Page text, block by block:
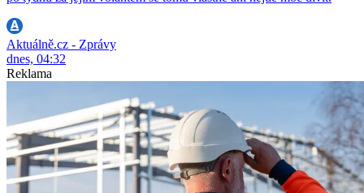
Aktuálně.cz - Zprávy
dnes, 04:32
Reklama